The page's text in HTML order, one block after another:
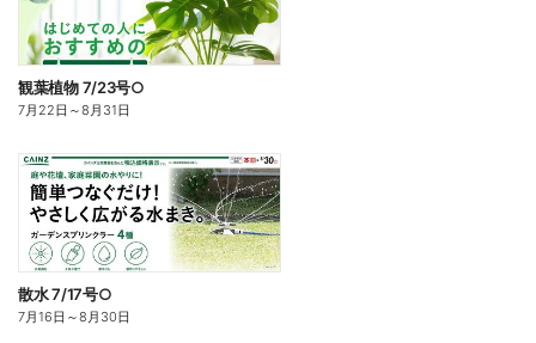
観葉植物 7/23号○
7月22日 ～8月31日
散水 7/17号○
7月16日 ～8月30日